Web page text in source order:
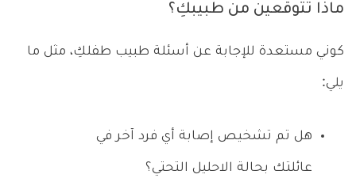
ماذا تتوقعين من طبيبكِ؟
كوني مستعدة للإجابة عن أسئلة طبيب طفلكِ، مثل ما
يلي:
هل تم تشخيص إصابة أي فرد آخر في
عائلتك بحالة الاحليل التحتي؟